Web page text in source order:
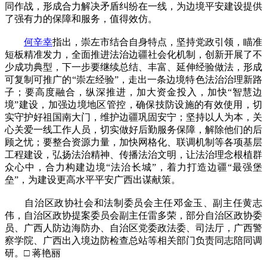
同作战，形成合力解决矛盾纠纷在一线，为边境平安建设提供
了强有力的保障和服务，值得效仿。
何辛幸指出，崇左市结合自身特点，坚持党政引领，瞄准
短板精准发力，全面推进法治边疆社会化机制，创新开展了不
少成功典型，下一步要继续总结、丰富、延伸经验做法，形成
可复制可推广的“崇左经验”，走出一条边境特色法治治理新路
子；要高度融合，纵深推进，加大资金投入，加快“智慧边
境”建设，加强边境地区管控，确保技防设施的有效使用，切
实守护好祖国南大门，维护边疆巩固安宁；坚持以人为本，关
心关爱一线工作人员，切实做好后勤服务保障，解除他们的后
顾之忧；要整合资源力量，加快网格化、联调机制等各项基层
工程建设，弘扬法治精神、传播法治文明，让法治理念根植群
众心中，合力构建边境“法治长城”，着力打造边疆“最强堡
垒”，为建设更高水平平安广西出谋献策。
自治区政协社会和法制委员会主任邓金玉、副主任黄志
伟，自治区政协提案委员会副主任雷多荣，部分自治区政协委
员、广西人防边海防办、自治区党委政法委、司法厅，广西警
察学院、广西出入境边防检查总站等相关部门负责同志陪同调
研。□ 蒋艳丽